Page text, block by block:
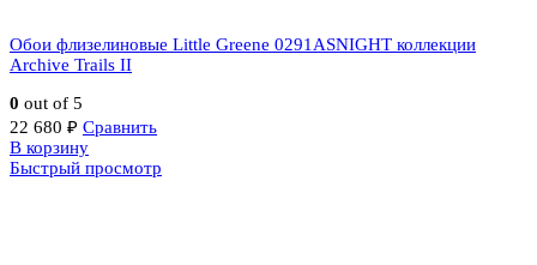
Обои флизелиновые Little Greene 0291ASNIGHT коллекции
Archive Trails II
0 out of 5
22 680 ₽ Сравнить
В корзину
Быстрый просмотр